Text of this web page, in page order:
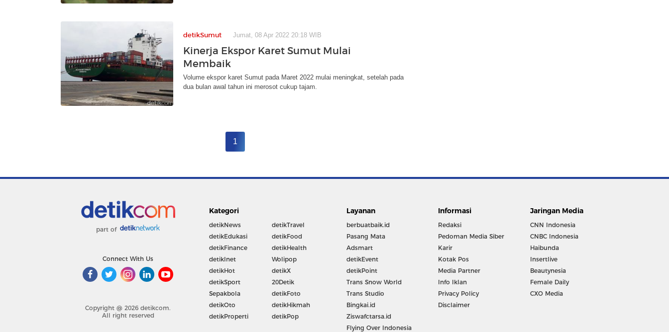
detikSumut Jumat, 08 Apr 2022 20:18 WIB
Kinerja Ekspor Karet Sumut Mulai
Membaik
Volume ekspor karet Sumut pada Maret 2022 mulai meningkat, setelah pada
dua bulan awal tahun ini merosot cukup tajam.
1
part of
Connect With Us
Copyright @ 2026 detikcom.
All right reserved
Kategori
detikNews
detikEdukasi
detikFinance
detikInet
detikHot
detikSport
Sepakbola
detikOto
detikProperti
detikTravel
detikFood
detikHealth
Wolipop
detikX
20Detik
detikFoto
detikHikmah
detikPop
Layanan
berbuatbaik.id
Pasang Mata
Adsmart
detikEvent
detikPoint
Trans Snow World
Trans Studio
Bingkai.id
Ziswafctarsa.id
Flying Over Indonesia
Informasi
Redaksi
Pedoman Media Siber
Karir
Kotak Pos
Media Partner
Info Iklan
Privacy Policy
Disclaimer
Jaringan Media
CNN Indonesia
CNBC Indonesia
Haibunda
Insertlive
Beautynesia
Female Daily
CXO Media